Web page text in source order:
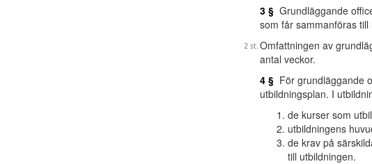
3 § Grundläggande
som får sammanföras till
Omfattningen av
antal veckor.
4 § För grundläggande
utbildningsplan. I
de kurser som
utbildningens
de krav på
till utbildningen.